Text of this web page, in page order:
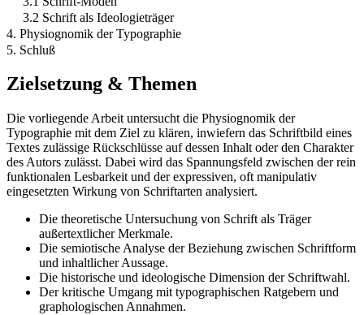
3.2 Schrift als Ideologieträger
4. Physiognomik der Typographie
5. Schluß
Zielsetzung & Themen
Die vorliegende Arbeit untersucht die Physiognomik der
Typographie mit dem Ziel zu klären, inwiefern das Schriftbild eines
Textes zulässige Rückschlüsse auf dessen Inhalt oder den Charakter
des Autors zulässt. Dabei wird das Spannungsfeld zwischen der rein
funktionalen Lesbarkeit und der expressiven, oft manipulativ
eingesetzten Wirkung von Schriftarten analysiert.
Die theoretische Untersuchung von Schrift als Träger
außertextlicher Merkmale.
Die semiotische Analyse der Beziehung zwischen Schriftform
und inhaltlicher Aussage.
Die historische und ideologische Dimension der Schriftwahl.
Der kritische Umgang mit typographischen Ratgebern und
graphologischen Annahmen.